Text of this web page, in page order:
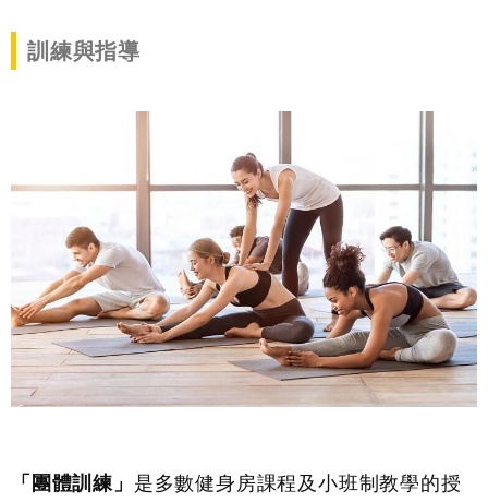
訓練與指導
「團體訓練」 是多數健身房課程及小班制教學的授